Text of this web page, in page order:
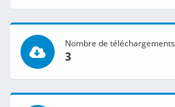
Nombre de téléchargements
3